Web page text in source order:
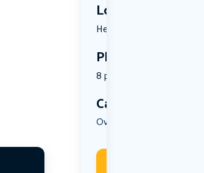
Locatie
Hertmerweg...
Plekken
8 plekken beschikbaar
Categorie
Overig